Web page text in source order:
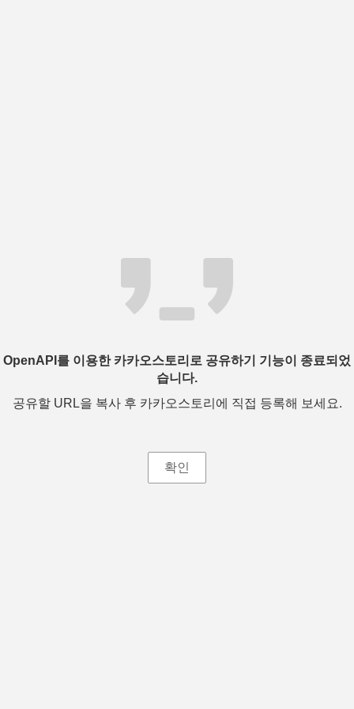
OpenAPI를 이용한 카카오스토리로 공유하기 기능이 종료되었
습니다.
공유할 URL을 복사 후 카카오스토리에 직접 등록해 보세요.
확인